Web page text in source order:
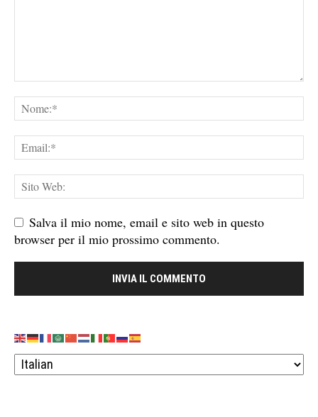
Salva il mio nome, email e sito web in questo
browser per il mio prossimo commento.